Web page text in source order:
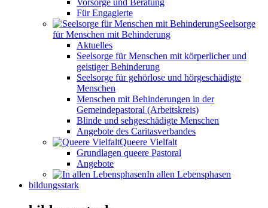
Vorsorge und Beratung
Für Engagierte
Seelsorge
für Menschen mit Behinderung
Aktuelles
Seelsorge für Menschen mit körperlicher und
geistiger Behinderung
Seelsorge für gehörlose und hörgeschädigte
Menschen
Menschen mit Behinderungen in der
Gemeindepastoral (Arbeitskreis)
Blinde und sehgeschädigte Menschen
Angebote des Caritasverbandes
Queere Vielfalt
Grundlagen queere Pastoral
Angebote
In allen Lebensphasen
bildungsstark